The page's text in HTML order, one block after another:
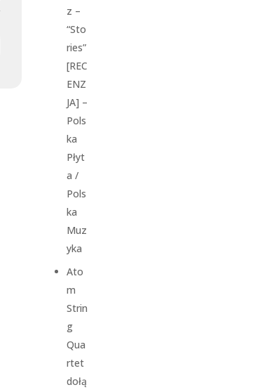
z –
“Sto
ries”
[REC
ENZ
JA] –
Pols
ka
Płyt
a /
Pols
ka
Muz
yka
Ato
m
Strin
g
Qua
rtet
dołą